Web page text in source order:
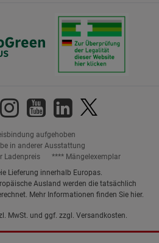
aufgehoben
in anderer Ausstattung
Ladenpreis
**** Mängelexemplar
Lieferung innerhalb Europas.
Ausland werden die tatsächlich
Mehr Informationen finden Sie hier.
MwSt. und ggf. zzgl. Versandkosten.